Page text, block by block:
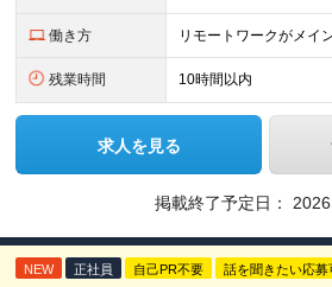
働き方 リモートワークがメイ
残業時間 10時間以内
求人を見る
掲載終了予定日：
NEW 正社員 自己PR不要 話を聞きたい応募